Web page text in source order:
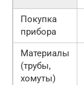
Покупка
прибора
Материалы
(трубы,
хомуты)